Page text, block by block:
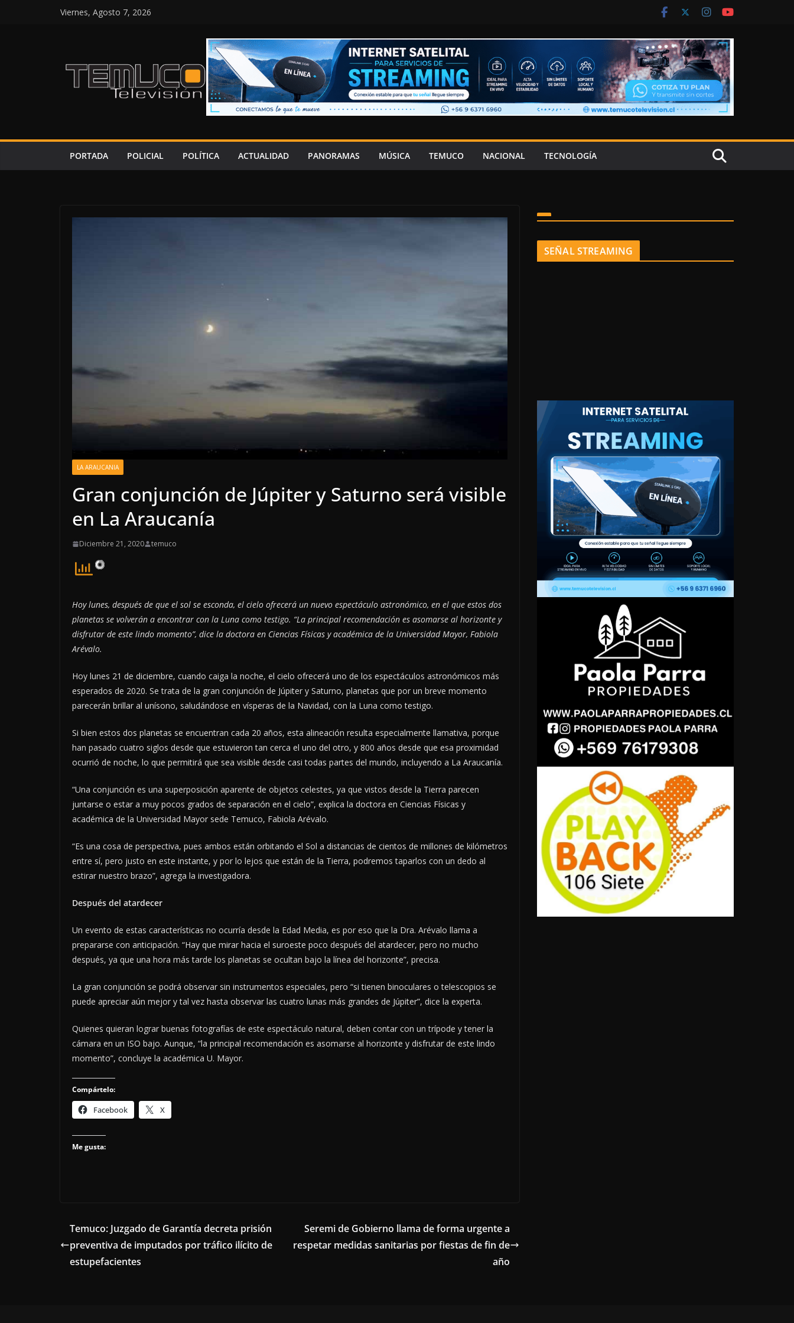
Viernes, Agosto 7, 2026
PORTADA POLICIAL POLÍTICA ACTUALIDAD PANORAMAS MÚSICA TEMUCO NACIONAL TECNOLOGÍA
LA ARAUCANIA
Gran conjunción de Júpiter y Saturno será visible
en La Araucanía
Diciembre 21, 2020 temuco
Hoy lunes, después de que el sol se esconda, el cielo ofrecerá un nuevo espectáculo astronómico, en el que estos dos
planetas se volverán a encontrar con la Luna como testigo. “La principal recomendación es asomarse al horizonte y
disfrutar de este lindo momento”, dice la doctora en Ciencias Físicas y académica de la Universidad Mayor, Fabiola
Arévalo.
Hoy lunes 21 de diciembre, cuando caiga la noche, el cielo ofrecerá uno de los espectáculos astronómicos más
esperados de 2020. Se trata de la gran conjunción de Júpiter y Saturno, planetas que por un breve momento
parecerán brillar al unísono, saludándose en vísperas de la Navidad, con la Luna como testigo.
Si bien estos dos planetas se encuentran cada 20 años, esta alineación resulta especialmente llamativa, porque
han pasado cuatro siglos desde que estuvieron tan cerca el uno del otro, y 800 años desde que esa proximidad
ocurrió de noche, lo que permitirá que sea visible desde casi todas partes del mundo, incluyendo a La Araucanía.
“Una conjunción es una superposición aparente de objetos celestes, ya que vistos desde la Tierra parecen
juntarse o estar a muy pocos grados de separación en el cielo”, explica la doctora en Ciencias Físicas y
académica de la Universidad Mayor sede Temuco, Fabiola Arévalo.
“Es una cosa de perspectiva, pues ambos están orbitando el Sol a distancias de cientos de millones de kilómetros
entre sí, pero justo en este instante, y por lo lejos que están de la Tierra, podremos taparlos con un dedo al
estirar nuestro brazo”, agrega la investigadora.
Después del atardecer
Un evento de estas características no ocurría desde la Edad Media, es por eso que la Dra. Arévalo llama a
prepararse con anticipación. “Hay que mirar hacia el suroeste poco después del atardecer, pero no mucho
después, ya que una hora más tarde los planetas se ocultan bajo la línea del horizonte”, precisa.
La gran conjunción se podrá observar sin instrumentos especiales, pero “si tienen binoculares o telescopios se
puede apreciar aún mejor y tal vez hasta observar las cuatro lunas más grandes de Júpiter”, dice la experta.
Quienes quieran lograr buenas fotografías de este espectáculo natural, deben contar con un trípode y tener la
cámara en un ISO bajo. Aunque, “la principal recomendación es asomarse al horizonte y disfrutar de este lindo
momento”, concluye la académica U. Mayor.
Compártelo:
Facebook X
Me gusta:
Temuco: Juzgado de Garantía decreta prisión
preventiva de imputados por tráfico ilícito de
estupefacientes
Seremi de Gobierno llama de forma urgente a
respetar medidas sanitarias por fiestas de fin de
año
SEÑAL STREAMING